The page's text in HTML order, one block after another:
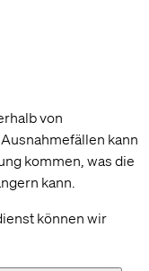
von
kann
kommen, was die
kann.
können wir